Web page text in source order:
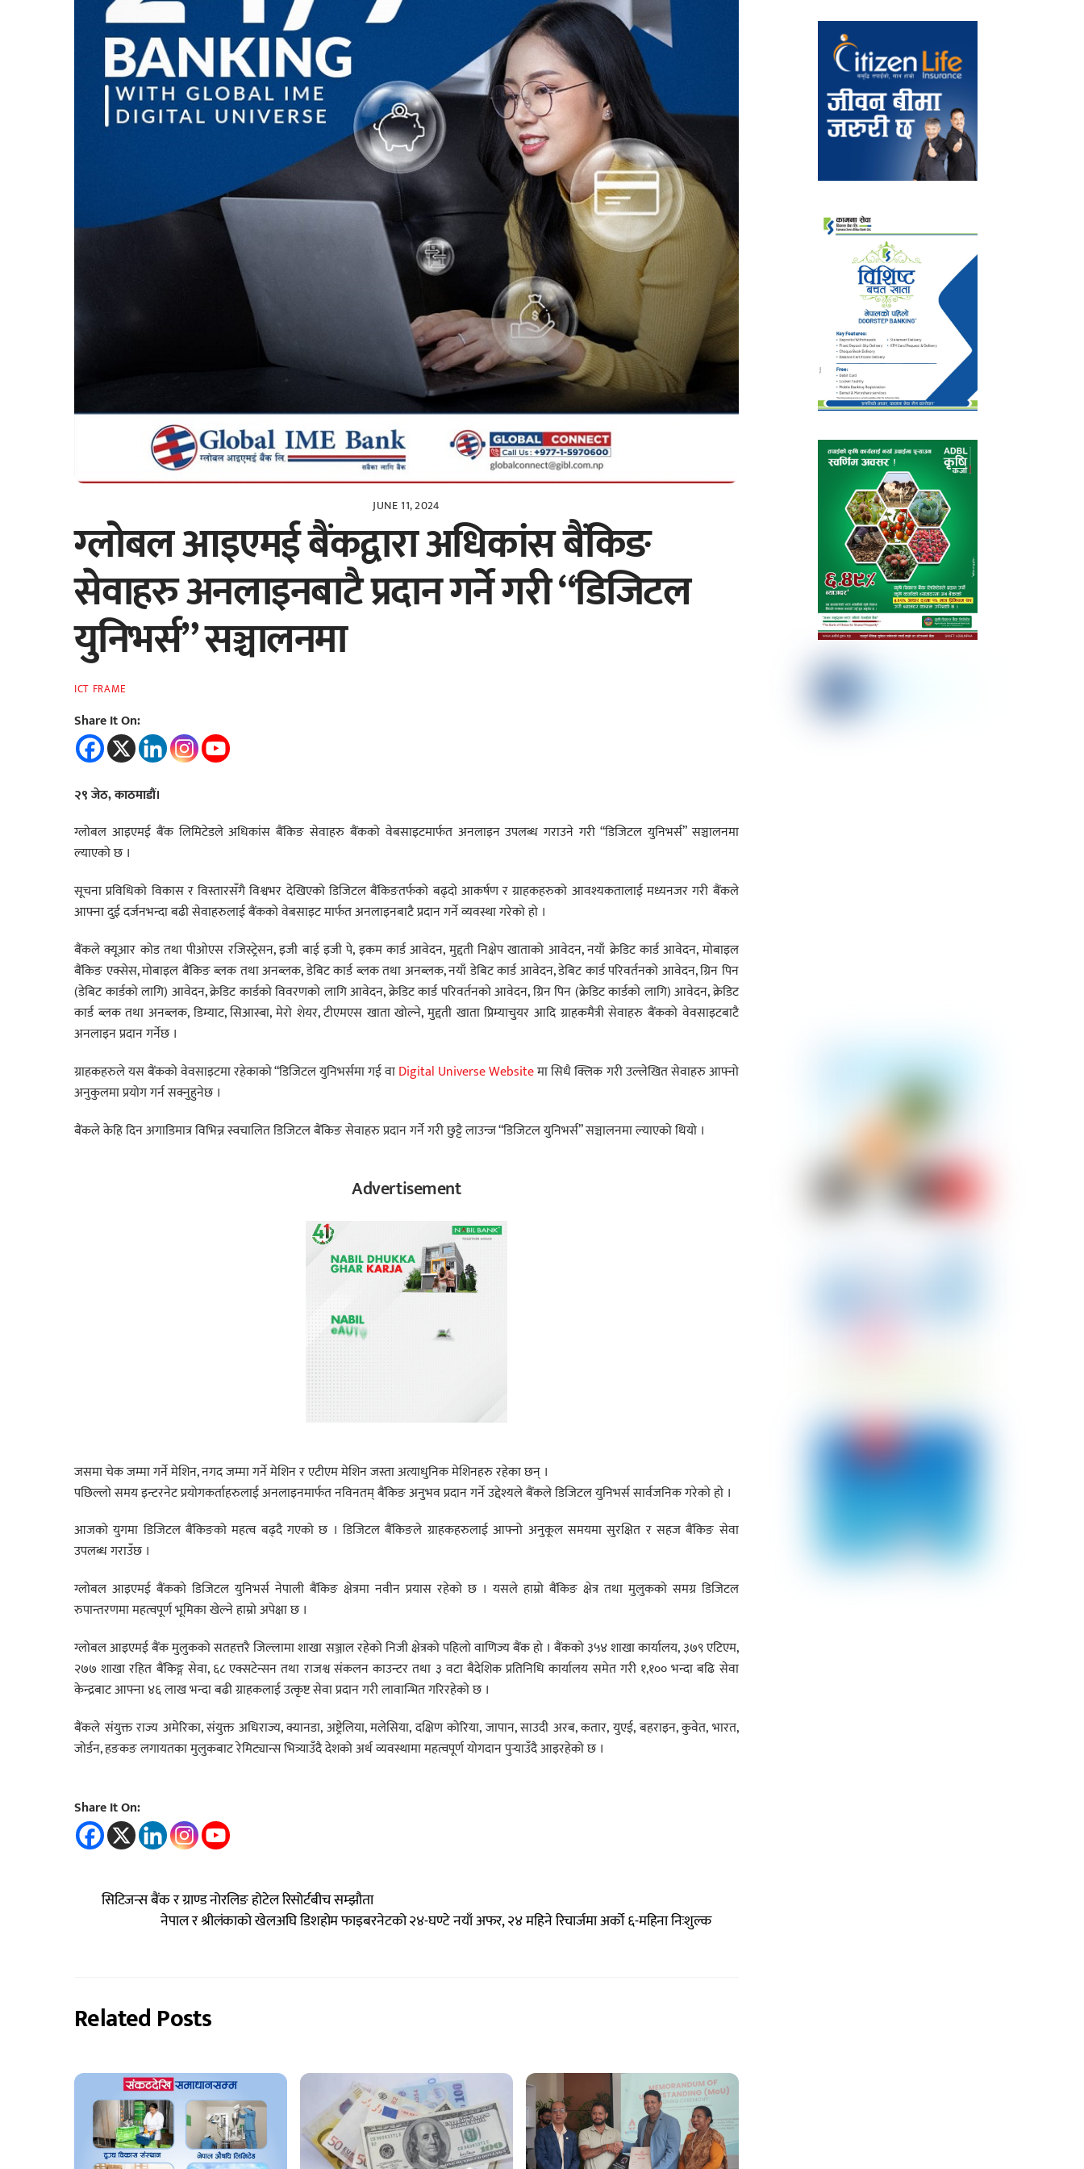
JUNE 11, 2024
ग्लोबल आइएमई बैंकद्वारा अधिकांस बैंकिङ
सेवाहरु अनलाइनबाटै प्रदान गर्ने गरी “डिजिटल
युनिभर्स” सञ्चालनमा
ICT FRAME
Share It On:
२९ जेठ, काठमाडौं।
ग्लोबल आइएमई बैंक लिमिटेडले अधिकांस बैंकिङ सेवाहरु बैंकको वेबसाइटमार्फत अनलाइन उपलब्ध गराउने गरी “डिजिटल युनिभर्स” सञ्चालनमा
ल्याएको छ ।
सूचना प्रविधिको विकास र विस्तारसँगै विश्वभर देखिएको डिजिटल बैंकिङतर्फको बढ्दो आकर्षण र ग्राहकहरुको आवश्यकतालाई मध्यनजर गरी बैंकले
आफ्ना दुई दर्जनभन्दा बढी सेवाहरुलाई बैंकको वेबसाइट मार्फत अनलाइनबाटै प्रदान गर्ने व्यवस्था गरेको हो ।
बैंकले क्यूआर कोड तथा पीओएस रजिस्ट्रेसन, इजी बाई इजी पे, इकम कार्ड आवेदन, मुद्दती निक्षेप खाताको आवेदन, नयाँ क्रेडिट कार्ड आवेदन, मोबाइल
बैंकिङ एक्सेस, मोबाइल बैंकिङ ब्लक तथा अनब्लक, डेबिट कार्ड ब्लक तथा अनब्लक, नयाँ डेबिट कार्ड आवेदन, डेबिट कार्ड परिवर्तनको आवेदन, ग्रिन पिन
(डेबिट कार्डको लागि) आवेदन, क्रेडिट कार्डको विवरणको लागि आवेदन, क्रेडिट कार्ड परिवर्तनको आवेदन, ग्रिन पिन (क्रेडिट कार्डको लागि) आवेदन, क्रेडिट
कार्ड ब्लक तथा अनब्लक, डिम्याट, सिआस्बा, मेरो शेयर, टीएमएस खाता खोल्ने, मुद्दती खाता प्रिम्याचुयर आदि ग्राहकमैत्री सेवाहरु बैंकको वेवसाइटबाटै
अनलाइन प्रदान गर्नेछ ।
ग्राहकहरुले यस बैंकको वेवसाइटमा रहेकाको “डिजिटल युनिभर्समा गई वाDigital Universe Websiteमा सिधै क्लिक गरी उल्लेखित सेवाहरु आफ्नो
अनुकुलमा प्रयोग गर्न सक्नुहुनेछ ।
बैंकले केहि दिन अगाडिमात्र विभिन्न स्वचालित डिजिटल बैंकिङ सेवाहरु प्रदान गर्ने गरी छुट्टै लाउन्ज “डिजिटल युनिभर्स” सञ्चालनमा ल्याएको थियो ।
Advertisement
जसमा चेक जम्मा गर्ने मेशिन, नगद जम्मा गर्ने मेशिन र एटीएम मेशिन जस्ता अत्याधुनिक मेशिनहरु रहेका छन् ।
पछिल्लो समय इन्टरनेट प्रयोगकर्ताहरुलाई अनलाइनमार्फत नविनतम् बैंकिङ अनुभव प्रदान गर्ने उद्देश्यले बैंकले डिजिटल युनिभर्स सार्वजनिक गरेको हो ।
आजको युगमा डिजिटल बैंकिङको महत्व बढ्दै गएको छ । डिजिटल बैंकिङले ग्राहकहरुलाई आफ्नो अनुकूल समयमा सुरक्षित र सहज बैंकिङ सेवा
उपलब्ध गराउँछ ।
ग्लोबल आइएमई बैंकको डिजिटल युनिभर्स नेपाली बैंकिङ क्षेत्रमा नवीन प्रयास रहेको छ । यसले हाम्रो बैंकिङ क्षेत्र तथा मुलुकको समग्र डिजिटल
रुपान्तरणमा महत्वपूर्ण भूमिका खेल्ने हाम्रो अपेक्षा छ ।
ग्लोबल आइएमई बैंक मुलुकको सतहत्तरै जिल्लामा शाखा सञ्जाल रहेको निजी क्षेत्रको पहिलो वाणिज्य बैंक हो । बैंकको ३५४ शाखा कार्यालय, ३७९ एटिएम,
२७७ शाखा रहित बैंकिङ्ग सेवा, ६८ एक्सटेन्सन तथा राजश्व संकलन काउन्टर तथा ३ वटा बैदेशिक प्रतिनिधि कार्यालय समेत गरी १,१०० भन्दा बढि सेवा
केन्द्रबाट आफ्ना ४६ लाख भन्दा बढी ग्राहकलाई उत्कृष्ट सेवा प्रदान गरी लावान्भित गरिरहेको छ ।
बैंकले संयुक्त राज्य अमेरिका, संयुक्त अधिराज्य, क्यानडा, अष्ट्रेलिया, मलेसिया, दक्षिण कोरिया, जापान, साउदी अरब, कतार, युएई, बहराइन, कुवेत, भारत,
जोर्डन, हङकङ लगायतका मुलुकबाट रेमिट्यान्स भित्र्याउँदै देशको अर्थ व्यवस्थामा महत्वपूर्ण योगदान पुर्‍याउँदै आइरहेको छ ।
Share It On:
सिटिजन्स बैंक र ग्राण्ड नोरलिङ होटेल रिसोर्टबीच सम्झौता
नेपाल र श्रीलंकाको खेलअघि डिशहोम फाइबरनेटको २४-घण्टे नयाँ अफर, २४ महिने रिचार्जमा अर्को ६-महिना निःशुल्क
Related Posts